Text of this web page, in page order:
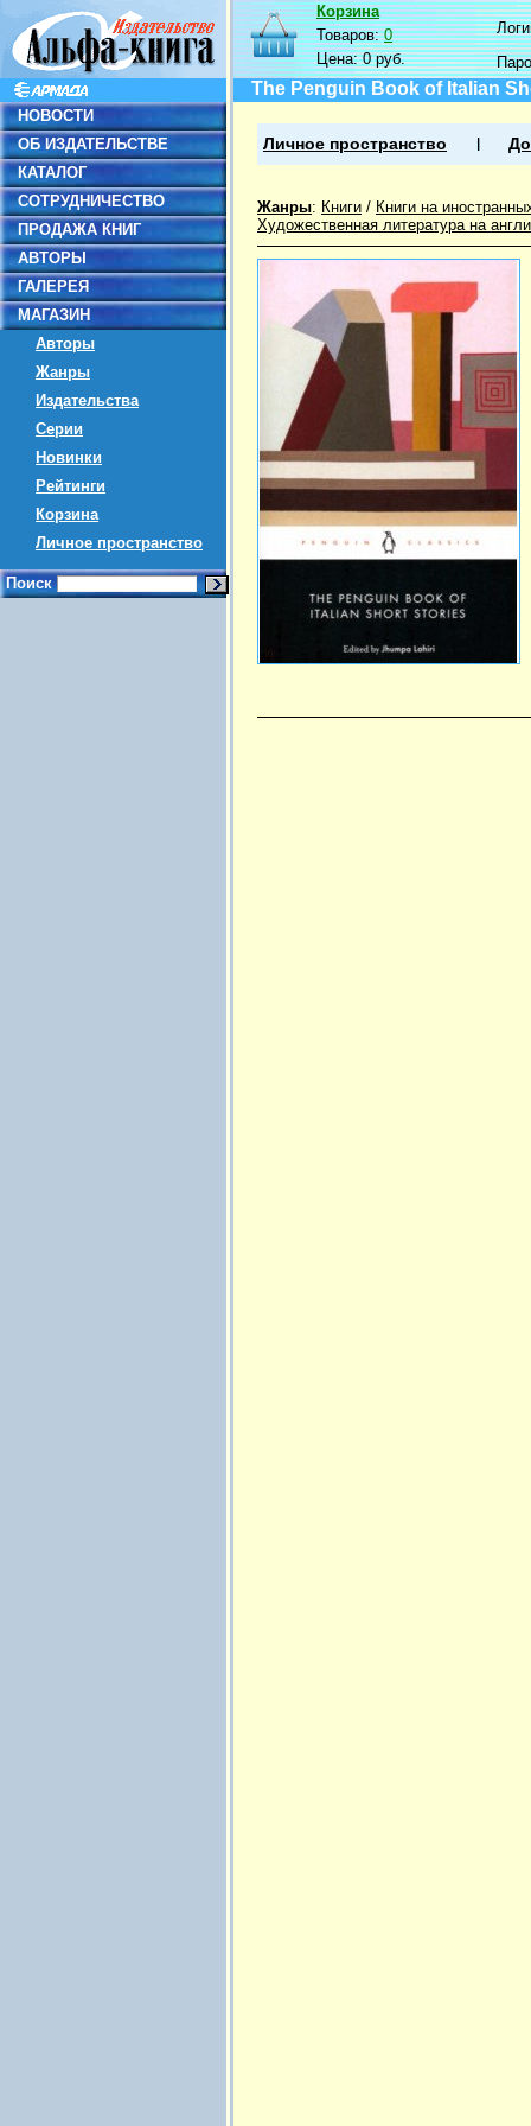
НОВОСТИ
ОБ ИЗДАТЕЛЬСТВЕ
КАТАЛОГ
СОТРУДНИЧЕСТВО
ПРОДАЖА КНИГ
АВТОРЫ
ГАЛЕРЕЯ
МАГАЗИН
Авторы
Жанры
Издательства
Серии
Новинки
Рейтинги
Корзина
Личное пространство
Поиск
Корзина
Товаров:0
Цена:0 руб.
The Penguin Book of Italian
Личное пространство
Жанры: Книги / Книги на
Художественная литература на